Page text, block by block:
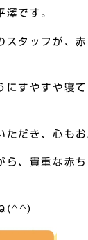
です。
タッフが、
すやすや寝
だき、心も
ら、貴重な赤
(^^)